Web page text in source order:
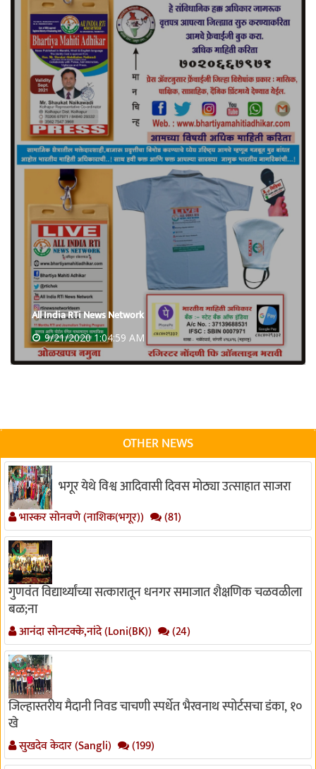
All India RTi News Network
9/21/2020 1:04:59 AM
OTHER NEWS
भगूर येथे विश्व आदिवासी दिवस मोठ्या उत्साहात साजरा
भास्कर सोनवणे (नाशिक(भगूर)) (81)
गुणवंत विद्यार्थ्यांच्या सत्कारातून धनगर समाजात शैक्षणिक चळवळीला
बळ;ना
आनंदा सोनटक्के,नांदे (Loni(BK)) (24)
जिल्हास्तरीय मैदानी निवड चाचणी स्पर्धेत भैरवनाथ स्पोर्टसचा डंका, १०
खे
सुखदेव केदार (Sangli) (199)